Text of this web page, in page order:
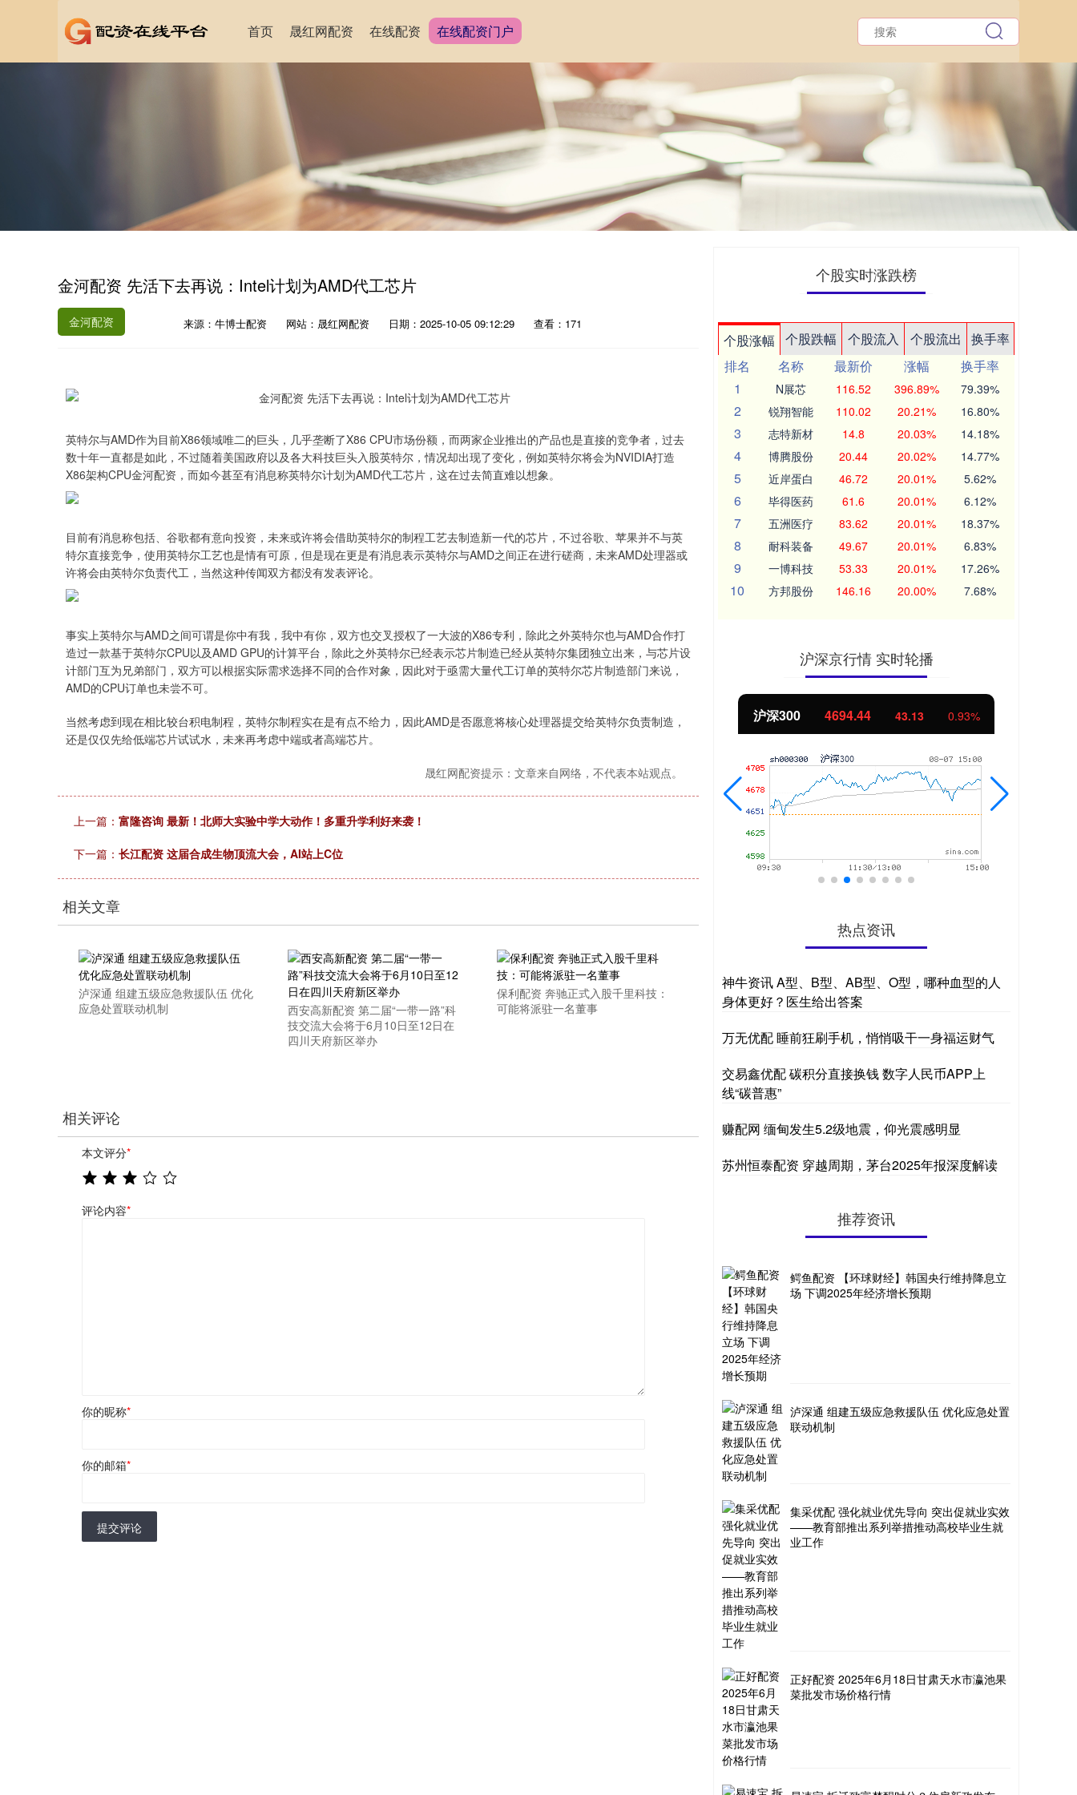
首页 晟红网配资 在线配资 在线配资门户
金河配资 先活下去再说：Intel计划为AMD代工芯片
金河配资 来源：牛博士配资 网站：晟红网配资 日期：2025-10-05 09:12:29 查看：171
英特尔与AMD作为目前X86领域唯二的巨头，几乎垄断了X86 CPU市场份额，而两家企业推出的产品也是直接的竞争者，过去
数十年一直都是如此，不过随着美国政府以及各大科技巨头入股英特尔，情况却出现了变化，例如英特尔将会为NVIDIA打造
X86架构CPU金河配资，而如今甚至有消息称英特尔计划为AMD代工芯片，这在过去简直难以想象。
目前有消息称包括、谷歌都有意向投资，未来或许将会借助英特尔的制程工艺去制造新一代的芯片，不过谷歌、苹果并不与英
特尔直接竞争，使用英特尔工艺也是情有可原，但是现在更是有消息表示英特尔与AMD之间正在进行磋商，未来AMD处理器或
许将会由英特尔负责代工，当然这种传闻双方都没有发表评论。
事实上英特尔与AMD之间可谓是你中有我，我中有你，双方也交叉授权了一大波的X86专利，除此之外英特尔也与AMD合作打
造过一款基于英特尔CPU以及AMD GPU的计算平台，除此之外英特尔已经表示芯片制造已经从英特尔集团独立出来，与芯片设
计部门互为兄弟部门，双方可以根据实际需求选择不同的合作对象，因此对于亟需大量代工订单的英特尔芯片制造部门来说，
AMD的CPU订单也未尝不可。
当然考虑到现在相比较台积电制程，英特尔制程实在是有点不给力，因此AMD是否愿意将核心处理器提交给英特尔负责制造，
还是仅仅先给低端芯片试试水，未来再考虑中端或者高端芯片。
晟红网配资提示：文章来自网络，不代表本站观点。
上一篇： 富隆咨询 最新！北师大实验中学大动作！多重升学利好来袭！
下一篇： 长江配资 这届合成生物顶流大会，AI站上C位
相关文章
泸深通 组建五级应急救援队伍 优化
应急处置联动机制
西安高新配资 第二届“一带一路”科
技交流大会将于6月10日至12日在
四川天府新区举办
保利配资 奔驰正式入股千里科技：
可能将派驻一名董事
相关评论
本文评分*
评论内容*
你的昵称*
你的邮箱*
提交评论
个股实时涨跌榜
个股涨幅 个股跌幅 个股流入 个股流出
换手率
排名
名称 最新价 涨幅
换手率
1
N展芯 116.52 396.89% 79.39%
2 锐翔智能 110.02 20.21% 16.80%
3 志特新材 14.8 20.03% 14.18%
4 博腾股份 20.44 20.02% 14.77%
5 近岸蛋白 46.72 20.01% 5.62%
6 毕得医药 61.6 20.01% 6.12%
7 五洲医疗 83.62 20.01% 18.37%
8 耐科装备 49.67 20.01% 6.83%
9 一博科技 53.33 20.01% 17.26%
10 方邦股份 146.16 20.00% 7.68%
沪深京行情 实时轮播
2.13% 上证指数 3940.04 39.68 1.02% 深证成指 14311.01 200.89 1.42% 沪深300 4694.44 43.13 0.93%
热点资讯
神牛资讯 A型、B型、AB型、O型，哪种血型的人
身体更好？医生给出答案
万无优配 睡前狂刷手机，悄悄吸干一身福运财气
交易鑫优配 碳积分直接换钱 数字人民币APP上
线“碳普惠”
赚配网 缅甸发生5.2级地震，仰光震感明显
苏州恒泰配资 穿越周期，茅台2025年报深度解读
推荐资讯
鳄鱼配资 【环球财经】韩国央行维持降息立
场 下调2025年经济增长预期
泸深通 组建五级应急救援队伍 优化应急处置
联动机制
集采优配 强化就业优先导向 突出促就业实效
——教育部推出系列举措推动高校毕业生就
业工作
正好配资 2025年6月18日甘肃天水市瀛池果
菜批发市场价格行情